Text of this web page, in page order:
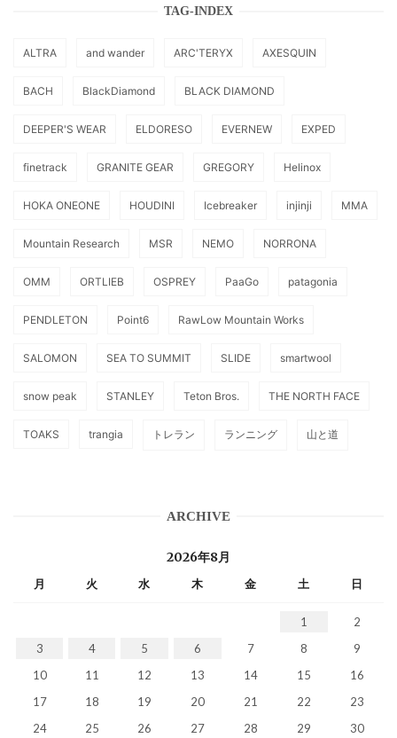
TAG-INDEX
ALTRA and wander ARC'TERYX AXESQUIN
BACH BlackDiamond BLACK DIAMOND
DEEPER'S WEAR ELDORESO EVERNEW EXPED
finetrack GRANITE GEAR GREGORY Helinox
HOKA ONEONE HOUDINI Icebreaker injinji MMA
Mountain Research MSR NEMO NORRONA
OMM ORTLIEB OSPREY PaaGo patagonia
PENDLETON Point6 RawLow Mountain Works
SALOMON SEA TO SUMMIT SLIDE smartwool
snow peak STANLEY Teton Bros. THE NORTH FACE
TOAKS trangia トレラン ランニング 山と道
ARCHIVE
2026年8月
月 火 水 木 金 土 日
1
2
3
4 5 6 7 8
9
10
11 12 13 14 15
16
17
18 19 20 21 22
23
24
25 26 27 28 29 30